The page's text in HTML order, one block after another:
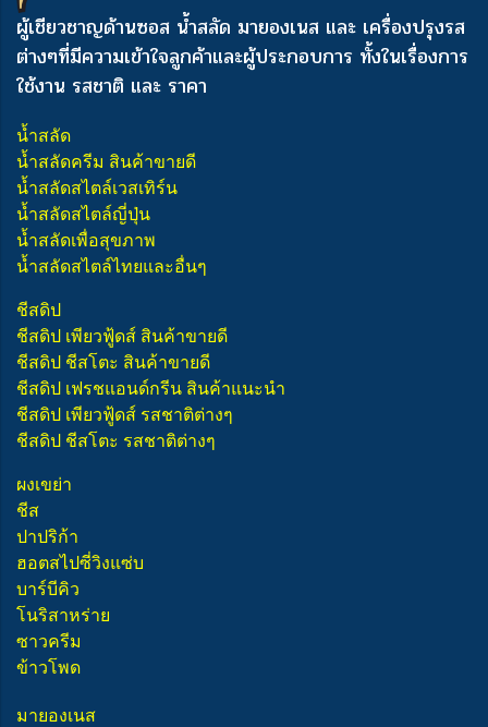
ผู้เชียวชาญด้านซอส น้ำสลัด มายองเนส และ เครื่องปรุงรส
ต่างๆที่มีความเข้าใจลูกค้าและผู้ประกอบการ ทั้งในเรื่องการ
ใช้งาน รสชาติ และ ราคา
น้ำสลัด
น้ำสลัดครีม สินค้าขายดี
น้ำสลัดสไตล์เวสเทิร์น
น้ำสลัดสไตล์ญี่ปุ่น
น้ำสลัดเพื่อสุขภาพ
น้ำสลัดสไตล์ไทยและอื่นๆ
ชีสดิป
ชีสดิป เพียวฟู้ดส์ สินค้าขายดี
ชีสดิป ชีสโตะ สินค้าขายดี
ชีสดิป เฟรชแอนด์กรีน สินค้าแนะนำ
ชีสดิป เพียวฟู้ดส์ รสชาติต่างๆ
ชีสดิป ชีสโตะ รสชาติต่างๆ
ผงเขย่า
ชีส
ปาปริก้า
ฮอตสไปซี่วิงแซ่บ
บาร์บีคิว
โนริสาหร่าย
ซาวครีม
ข้าวโพด
มายองเนส